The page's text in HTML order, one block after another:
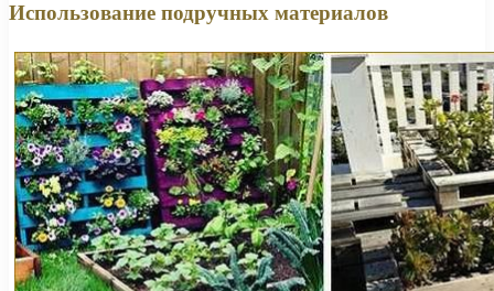
Использование подручных материалов